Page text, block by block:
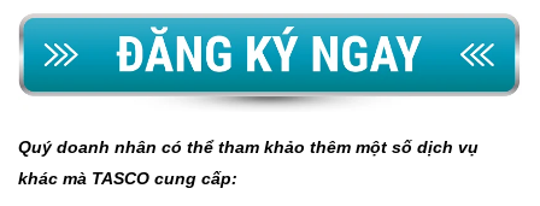
Quý doanh nhân có thể tham khảo thêm một số dịch vụ
khác mà TASCO cung cấp: